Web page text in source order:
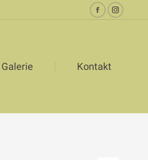
Facebook
in
Galerie Kontakt